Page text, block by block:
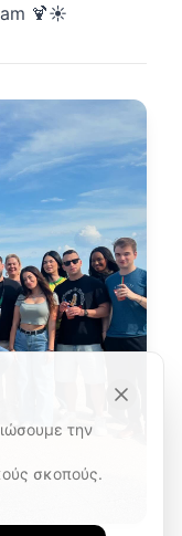
🍹☀️
την
σκοπούς.